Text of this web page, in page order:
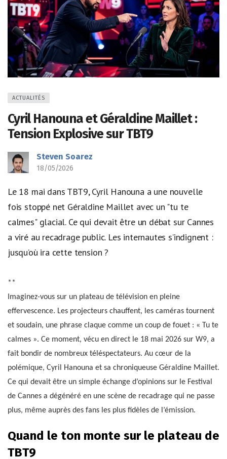
ACTUALITÉS
Cyril Hanouna et Géraldine Maillet :
Tension Explosive sur TBT9
Steven Soarez
18/05/2026
Le 18 mai dans TBT9, Cyril Hanouna a une nouvelle
fois stoppé net Géraldine Maillet avec un "tu te
calmes" glacial. Ce qui devait être un débat sur Cannes
a viré au recadrage public. Les internautes s’indignent :
jusqu’où ira cette tension ?
**
Imaginez-vous sur un plateau de télévision en pleine
effervescence. Les projecteurs chauffent, les caméras tournent
et soudain, une phrase claque comme un coup de fouet : « Tu te
calmes ». Ce moment, vécu en direct le 18 mai 2026 sur W9, a
fait bondir de nombreux téléspectateurs. Au cœur de la
polémique, Cyril Hanouna et sa chroniqueuse Géraldine Maillet.
Ce qui devait être un simple échange d’opinions sur le Festival
de Cannes a dégénéré en une scène de recadrage qui ne passe
plus, même auprès des fans les plus fidèles de l’émission.
Quand le ton monte sur le plateau de
TBT9